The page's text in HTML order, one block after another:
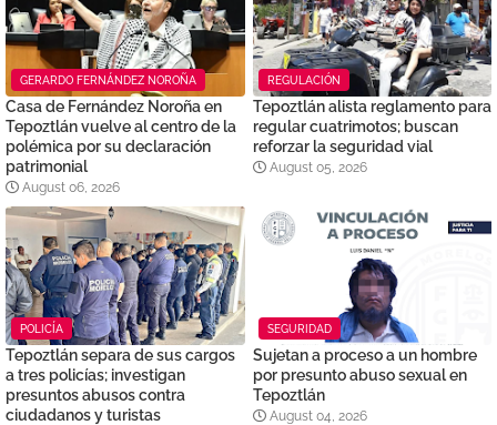
GERARDO FERNÁNDEZ NOROÑA
Casa de Fernández Noroña en
Tepoztlán vuelve al centro de la
polémica por su declaración
patrimonial
August 06, 2026
REGULACIÓN
Tepoztlán alista reglamento para
regular cuatrimotos; buscan
reforzar la seguridad vial
August 05, 2026
POLICÍA
Tepoztlán separa de sus cargos
a tres policías; investigan
presuntos abusos contra
ciudadanos y turistas
SEGURIDAD
Sujetan a proceso a un hombre
por presunto abuso sexual en
Tepoztlán
August 04, 2026